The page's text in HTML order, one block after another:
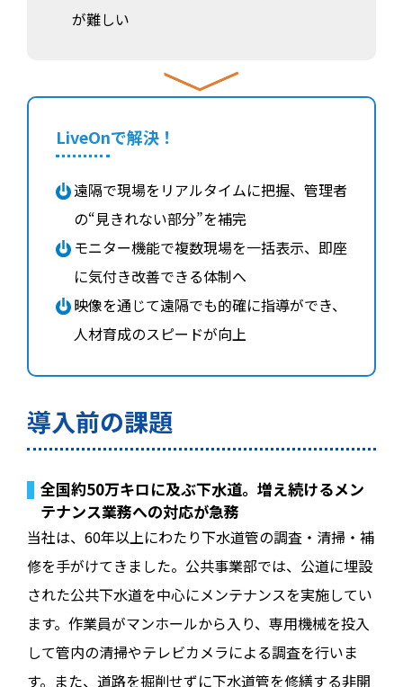
が難しい
LiveOnで解決！
遠隔で現場をリアルタイムに把握、管理者
の“見きれない部分”を補完
モニター機能で複数現場を一括表示、即座
に気付き改善できる体制へ
映像を通じて遠隔でも的確に指導ができ、
人材育成のスピードが向上
導入前の課題
全国約50万キロに及ぶ下水道。増え続けるメン
テナンス業務への対応が急務
当社は、60年以上にわたり下水道管の調査・清掃・補
修を手がけてきました。公共事業部では、公道に埋設
された公共下水道を中心にメンテナンスを実施してい
ます。作業員がマンホールから入り、専用機械を投入
して管内の清掃やテレビカメラによる調査を行いま
す。また、道路を掘削せずに下水道管を修繕する非開